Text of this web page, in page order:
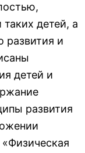
детей, а
развития и
детей и
развития